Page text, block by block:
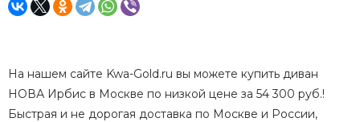
На нашем сайте Kwa-Gold.ru вы можете купить диван
НОВА Ирбис в Москве по низкой цене за 54 300 руб.!
Быстрая и не дорогая доставка по Москве и России,